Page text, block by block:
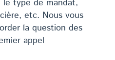
le type de mandat,
etc. Nous vous
la question des
appel